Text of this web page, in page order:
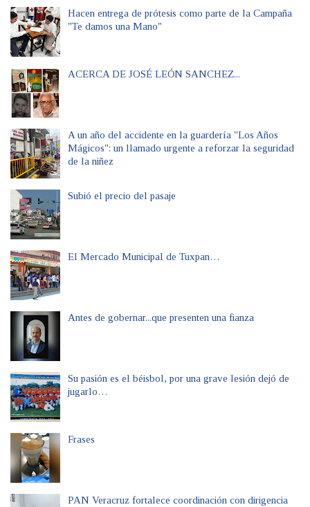
Hacen entrega de prótesis como parte de la Campaña
"Te damos una Mano"
ACERCA DE JOSÉ LEÓN SANCHEZ...
A un año del accidente en la guardería "Los Años
Mágicos": un llamado urgente a reforzar la seguridad
de la niñez
Subió el precio del pasaje
El Mercado Municipal de Tuxpan…
Antes de gobernar...que presenten una fianza
Su pasión es el béisbol, por una grave lesión dejó de
jugarlo…
Frases
PAN Veracruz fortalece coordinación con dirigencia